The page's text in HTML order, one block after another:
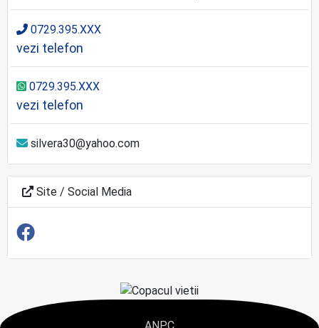
0729.395.XXX
vezi telefon
0729.395.XXX
vezi telefon
silvera30@yahoo.com
Site / Social Media